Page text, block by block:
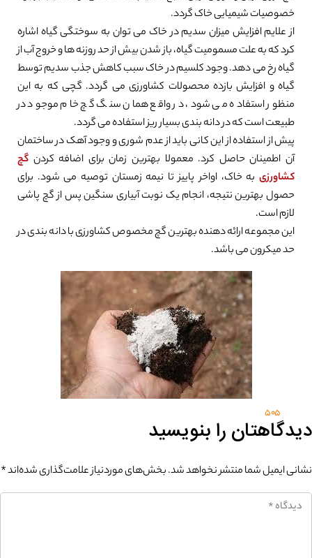
خصوصیات شیمیایی خاک گردد.
از علایم افزایش میزان سدیم در خاک می توان به سوختگی گیاه اشاره
کرد که به علت مسمومیت گیاه، باز شدن بیش از حد روزنه ها و خروج آب از
گیاه رخ می دهد. وجود کلسیم در خاک سبب کاهش جذب سدیم توسط
گیاه و افزایش بازده محصولات کشاورزی می گردد. گچی که به این
منظور استفاده می شود، در واقع همان سنگ گچ خام موجود در
طبیعت است که در دانه بندی بسیار ریز استفاده می گردد.
پیش از استفاده از این کانی باید از عدم شوری و وجود آهک در ساختمان
آن اطمینان حاصل کرد. معمولا بهترین زمان برای اضافه کردن گچ
کشاورزی به خاک، اواخر پاییز تا نیمه زمستان توصیه می شود. برای
حصول بهترین نتیجه، انجام یک نوبت آبیاری سنگین پس از گچ پاشی
لازم است.
این مجموعه ارائه دهنده بهترین گچ مخصوص کشاورزی با دانه بندی در
حد میکرون می باشد.
505
دیدگاهتان را بنویسید
نشانی ایمیل شما منتشر نخواهد شد.بخش‌های موردنیاز علامت‌گذاری شده‌اند*
0%